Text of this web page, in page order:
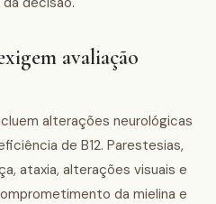
avaliação
alterações neurológicas
de B12. Parestesias,
ataxia, alterações visuais e
da mielina e